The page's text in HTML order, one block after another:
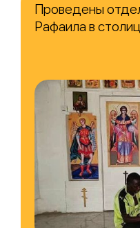
Проведены
Рафаила в